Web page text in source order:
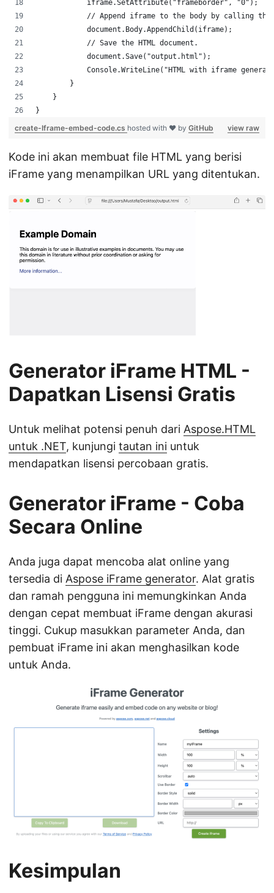
            iframe.SetAttribute("frameborder", "0");
// Append iframe to the body by calling
            document.Body.AppendChild(iframe);
            // Save the HTML document.
            document.Save("output.html");
Console.WriteLine("HTML with iframe
        }
    }
}
view raw
create-Iframe-embed-code.cs hosted with ❤ by GitHub
Kode ini akan membuat file HTML yang berisi
iFrame yang menampilkan URL yang ditentukan.
Generator iFrame HTML -
Dapatkan Lisensi Gratis
Untuk melihat potensi penuh dari Aspose.HTML
untuk .NET, kunjungi tautan ini untuk
mendapatkan lisensi percobaan gratis.
Generator iFrame - Coba
Secara Online
Anda juga dapat mencoba alat online yang
tersedia di Aspose iFrame generator. Alat gratis
dan ramah pengguna ini memungkinkan Anda
dengan cepat membuat iFrame dengan akurasi
tinggi. Cukup masukkan parameter Anda, dan
pembuat iFrame ini akan menghasilkan kode
untuk Anda.
Kesimpulan